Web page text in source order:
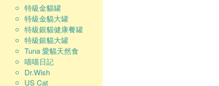
特級金貓罐
特級金貓大罐
特級銀貓健康餐罐
特級銀貓大罐
Tuna 愛貓天然食
喵喵日記
Dr.Wish
US Cat